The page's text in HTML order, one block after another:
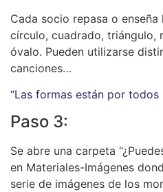
Cada socio repasa o
círculo, cuadrado, triángulo,
óvalo. Pueden utilizarse
canciones…
“Las formas están por todos
Paso 3:
Se abre una carpeta
en Materiales-Imágenes
serie de imágenes de los